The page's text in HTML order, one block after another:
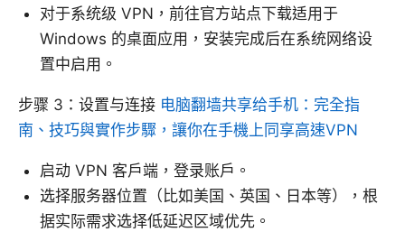
对于系统级 VPN，前往官方站点下载适用于
Windows 的桌面应用，安装完成后在系统网络设
置中启用。
步骤 3：设置与连接 电脑翻墙共享给手机：完全指
南、技巧與實作步驟，讓你在手機上同享高速VPN
启动 VPN 客户端，登录账户。
选择服务器位置（比如美国、英国、日本等），根
据实际需求选择低延迟区域优先。